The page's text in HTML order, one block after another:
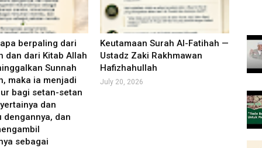
berpaling dari
dan dari Kitab Allah
Sunnah
maka ia menjadi
bagi setan-setan
dan
dengannya, dan
sebagai
Keutamaan Surah Al-Fatihah —
Ustadz Zaki Rakhmawan
Hafizhahullah
July 20, 2026